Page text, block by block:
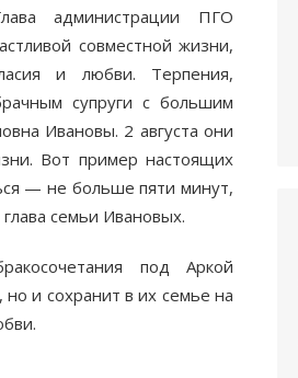
администрации ПГО
совместной жизни,
и любви. Терпения,
супруги с большим
Ивановы. 2 августа они
Вот пример настоящих
— не больше пяти минут,
семьи Ивановых.
под Аркой
и сохранит в их семье на